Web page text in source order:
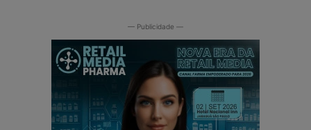
— Publicidade —